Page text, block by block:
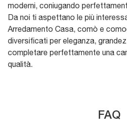
moderni, coniugando
Da noi ti aspettano le più
Arredamento Casa, comò e
diversificati per eleganza,
completare perfettamente una
qualità.
FAQ